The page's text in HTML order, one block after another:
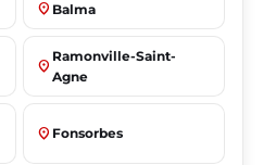
place Balma
place
Ramonville-Saint-
Agne
place Fonsorbes